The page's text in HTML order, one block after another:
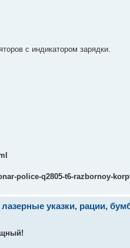
с индикатором зарядки.
police-q2805-t6-razbornoy-
указки, рации,